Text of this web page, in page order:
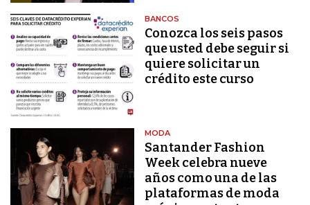
BANCOS
Conozca los seis pasos
que usted debe seguir si
quiere solicitar un
crédito este curso
MODA
Santander Fashion
Week celebra nueve
años como una de las
plataformas de moda